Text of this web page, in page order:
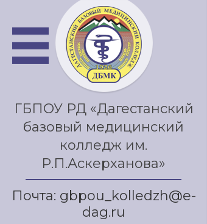
ГБПОУ РД «Дагестанский
базовый медицинский
колледж им.
Р.П.Аскерханова»
Почта: gbpou_kolledzh@e-
dag.ru